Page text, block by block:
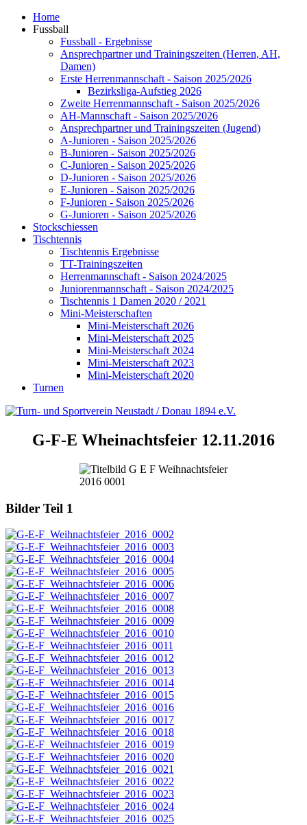
Home
Fussball
Fussball - Ergebnisse
Ansprechpartner und Trainingszeiten (Herren, AH,
Damen)
Erste Herrenmannschaft - Saison 2025/2026
Bezirksliga-Aufstieg 2026
Zweite Herrenmannschaft - Saison 2025/2026
AH-Mannschaft - Saison 2025/2026
Ansprechpartner und Trainingszeiten (Jugend)
A-Junioren - Saison 2025/2026
B-Junioren - Saison 2025/2026
C-Junioren - Saison 2025/2026
D-Junioren - Saison 2025/2026
E-Junioren - Saison 2025/2026
F-Junioren - Saison 2025/2026
G-Junioren - Saison 2025/2026
Stockschiessen
Tischtennis
Tischtennis Ergebnisse
TT-Trainingszeiten
Herrenmannschaft - Saison 2024/2025
Juniorenmannschaft - Saison 2024/2025
Tischtennis 1 Damen 2020 / 2021
Mini-Meisterschaften
Mini-Meisterschaft 2026
Mini-Meisterschaft 2025
Mini-Meisterschaft 2024
Mini-Meisterschaft 2023
Mini-Meisterschaft 2020
Turnen
G-F-E Wheinachtsfeier 12.11.2016
Bilder Teil 1